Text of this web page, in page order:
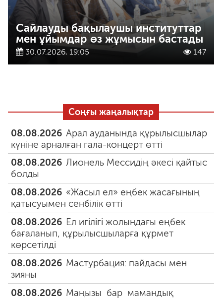
Сайлауды бақылаушы институттар
мен ұйымдар өз жұмысын бастады
30.07.2026, 19:05 147
Соңғы жаңалықтар
08.08.2026 Арал ауданында құрылысшылар
күніне арналған гала-концерт өтті
08.08.2026 Лионель Мессидің әкесі қайтыс
болды
08.08.2026 «Жасыл ел» еңбек жасағының
қатысуымен сенбілік өтті
08.08.2026 Ел игілігі жолындағы еңбек
бағаланып, құрылысшыларға құрмет
көрсетілді
08.08.2026 Мастурбация: пайдасы мен
зияны
08.08.2026 Маңызы бар мамандық